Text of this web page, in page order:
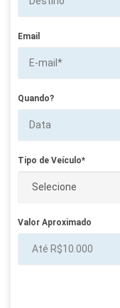
Email
Quando?
Tipo de Veículo*
Valor Aproximado